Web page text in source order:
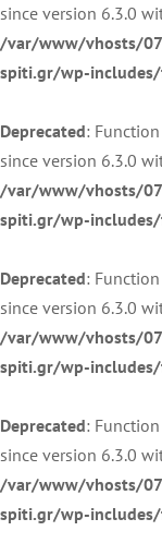
since version 6.3.0
/var/www/vhosts/
spiti.gr/wp-
Deprecated:
since version 6.3.0
/var/www/vhosts/
spiti.gr/wp-
Deprecated:
since version 6.3.0
/var/www/vhosts/
spiti.gr/wp-
Deprecated:
since version 6.3.0
/var/www/vhosts/
spiti.gr/wp-